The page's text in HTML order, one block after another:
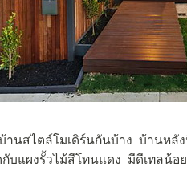
านสไตล์โมเดิร์นกันบ้าง บ้านหลั
กับแผงรั้วไม้สีโทนแดง มีดีเทลน้อ